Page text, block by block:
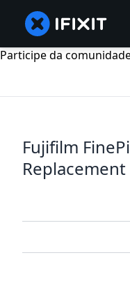
Participe da
Fujifilm
Replacement